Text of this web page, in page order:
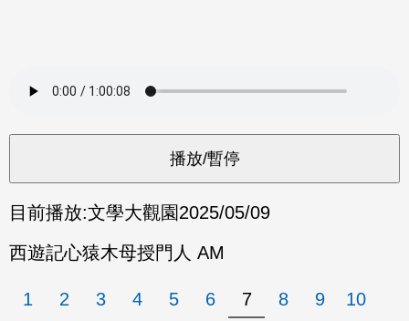
目前播放:文學大觀園2025/05/09
西遊記心猿木母授門人 AM
1 2 3 4 5 6 7 8 9 10